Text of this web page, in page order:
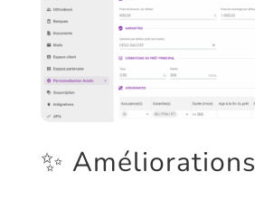
✨ Améliorations